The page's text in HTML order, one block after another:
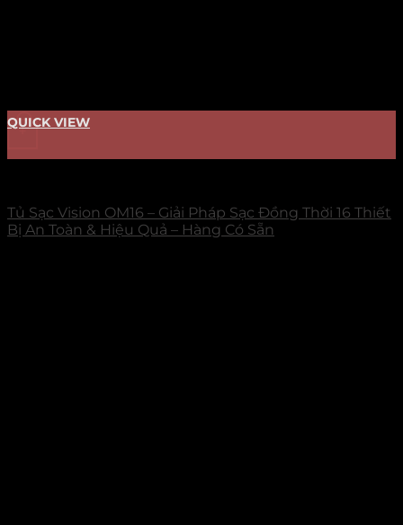
+
QUICK VIEW
Tủ Sạc Vision OM16 – Giải Pháp Sạc Đồng Thời 16 Thiết
Bị An Toàn & Hiệu Quả – Hàng Có Sẵn